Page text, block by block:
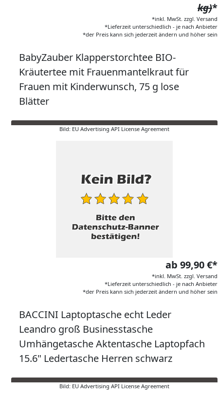
kg)*
*inkl. MwSt. zzgl. Versand
*Lieferzeit unterschiedlich - je nach Anbieter
*der Preis kann sich jederzeit ändern und höher sein
BabyZauber Klapperstorchtee BIO-
Kräutertee mit Frauenmantelkraut für
Frauen mit Kinderwunsch, 75 g lose
Blätter
Bild: EU Advertising API License Agreement
ab 99,90 €*
*inkl. MwSt. zzgl. Versand
*Lieferzeit unterschiedlich - je nach Anbieter
*der Preis kann sich jederzeit ändern und höher sein
BACCINI Laptoptasche echt Leder
Leandro groß Businesstasche
Umhängetasche Aktentasche Laptopfach
15.6" Ledertasche Herren schwarz
Bild: EU Advertising API License Agreement